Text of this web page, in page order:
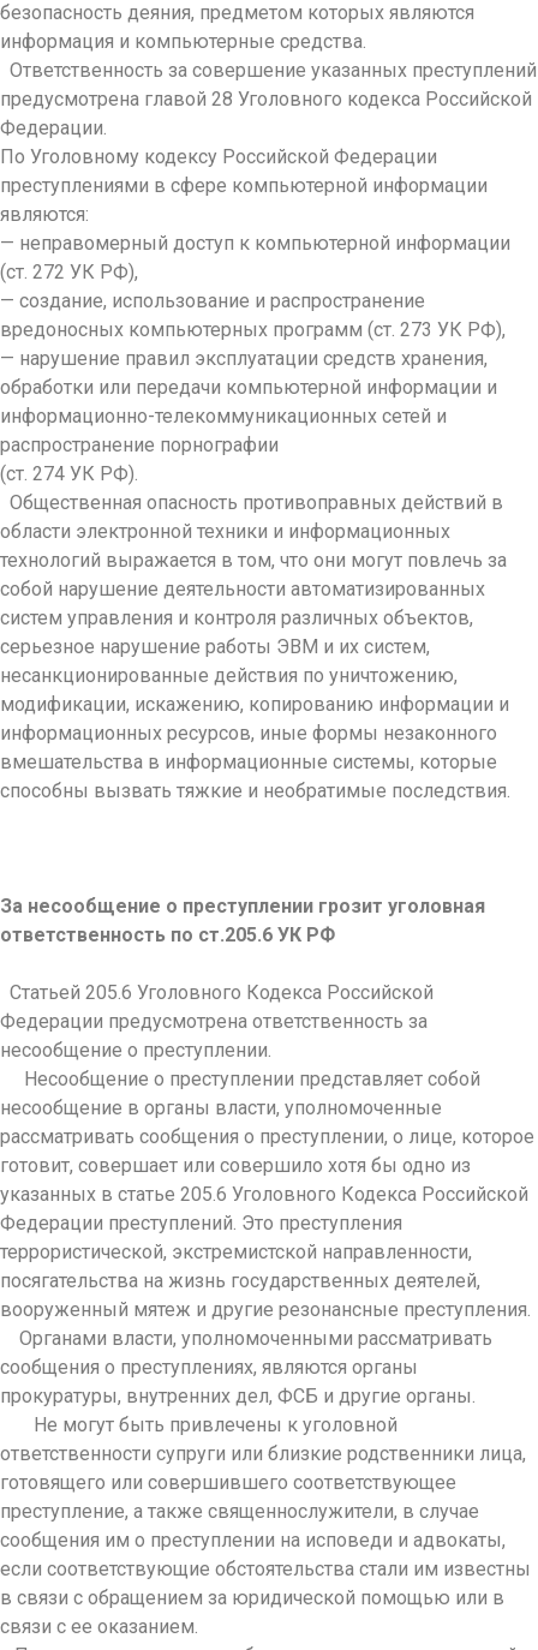
безопасность деяния, предметом которых являются
информация и компьютерные средства.
Ответственность за совершение указанных преступлений
предусмотрена главой 28 Уголовного кодекса Российской
Федерации.
По Уголовному кодексу Российской Федерации
преступлениями в сфере компьютерной информации
являются:
— неправомерный доступ к компьютерной информации
(ст. 272 УК РФ),
— создание, использование и распространение
вредоносных компьютерных программ (ст. 273 УК РФ),
— нарушение правил эксплуатации средств хранения,
обработки или передачи компьютерной информации и
информационно-телекоммуникационных сетей и
распространение порнографии
(ст. 274 УК РФ).
Общественная опасность противоправных действий в
области электронной техники и информационных
технологий выражается в том, что они могут повлечь за
собой нарушение деятельности автоматизированных
систем управления и контроля различных объектов,
серьезное нарушение работы ЭВМ и их систем,
несанкционированные действия по уничтожению,
модификации, искажению, копированию информации и
информационных ресурсов, иные формы незаконного
вмешательства в информационные системы, которые
способны вызвать тяжкие и необратимые последствия.
За несообщение о преступлении грозит уголовная
ответственность по ст.205.6 УК РФ
Статьей 205.6 Уголовного Кодекса Российской
Федерации предусмотрена ответственность за
несообщение о преступлении.
Несообщение о преступлении представляет собой
несообщение в органы власти, уполномоченные
рассматривать сообщения о преступлении, о лице, которое
готовит, совершает или совершило хотя бы одно из
указанных в статье 205.6 Уголовного Кодекса Российской
Федерации преступлений. Это преступления
террористической, экстремистской направленности,
посягательства на жизнь государственных деятелей,
вооруженный мятеж и другие резонансные преступления.
Органами власти, уполномоченными рассматривать
сообщения о преступлениях, являются органы
прокуратуры, внутренних дел, ФСБ и другие органы.
Не могут быть привлечены к уголовной
ответственности супруги или близкие родственники лица,
готовящего или совершившего соответствующее
преступление, а также священнослужители, в случае
сообщения им о преступлении на исповеди и адвокаты,
если соответствующие обстоятельства стали им известны
в связи с обращением за юридической помощью или в
связи с ее оказанием.